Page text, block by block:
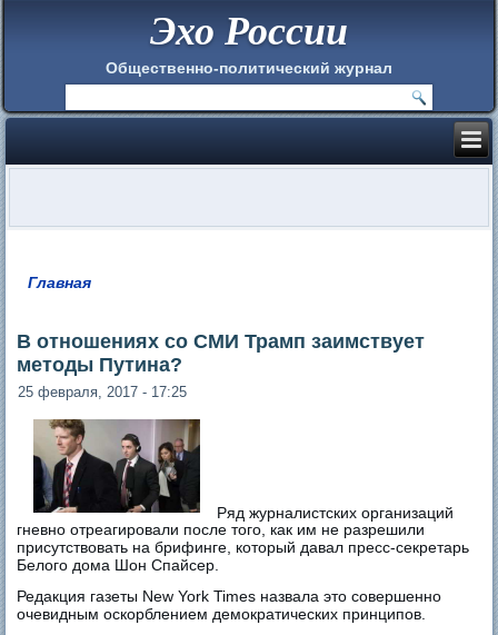
Эхо России
Общественно-политический журнал
Главная
В отношениях со СМИ Трамп заимствует
методы Путина?
25 февраля, 2017 - 17:25
Ряд журналистских организаций
гневно отреагировали после того, как им не разрешили
присутствовать на брифинге, который давал пресс-секретарь
Белого дома Шон Спайсер.
Редакция газеты New York Times назвала это совершенно
очевидным оскорблением демократических принципов.